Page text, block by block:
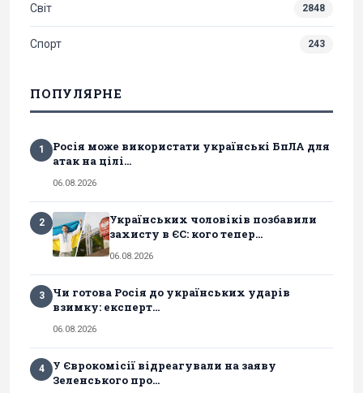
Світ 2848
Спорт 243
ПОПУЛЯРНЕ
1
Росія може використати українські БпЛА для
атак на цілі...
06.08.2026
2
Українських чоловіків позбавили
захисту в ЄС: кого тепер...
06.08.2026
3
Чи готова Росія до українських ударів
взимку: експерт...
06.08.2026
4
У Єврокомісії відреагували на заяву
Зеленського про...